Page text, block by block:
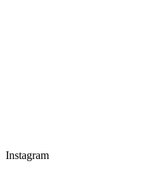
Instagram